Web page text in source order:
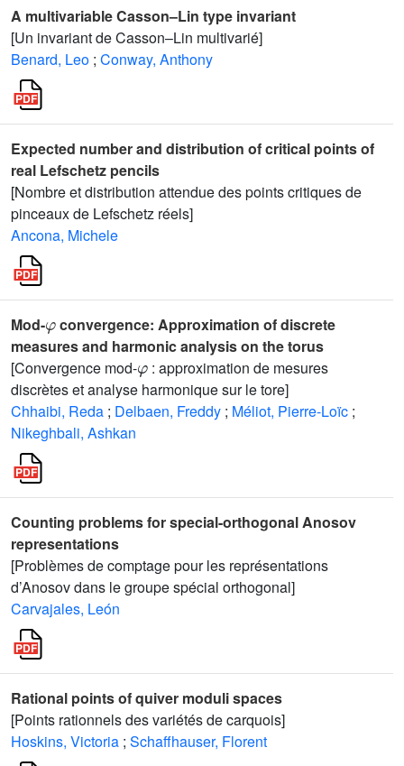
A multivariable Casson–Lin type invariant
[Un invariant de Casson–Lin multivarié]
Benard, Leo ; Conway, Anthony
Expected number and distribution of critical points of
real Lefschetz pencils
[Nombre et distribution attendue des points critiques de
pinceaux de Lefschetz réels]
Ancona, Michele
Mod-
convergence: Approximation of discrete
measures and harmonic analysis on the torus
[Convergence mod-
φ
: approximation de mesures
discrètes et analyse harmonique sur le tore]
Chhaibi, Reda ; Delbaen, Freddy ; Méliot, Pierre-Loïc ;
Nikeghbali, Ashkan
Counting problems for special-orthogonal Anosov
representations
[Problèmes de comptage pour les représentations
d’Anosov dans le groupe spécial orthogonal]
Carvajales, León
Rational points of quiver moduli spaces
[Points rationnels des variétés de carquois]
Hoskins, Victoria ; Schaffhauser, Florent